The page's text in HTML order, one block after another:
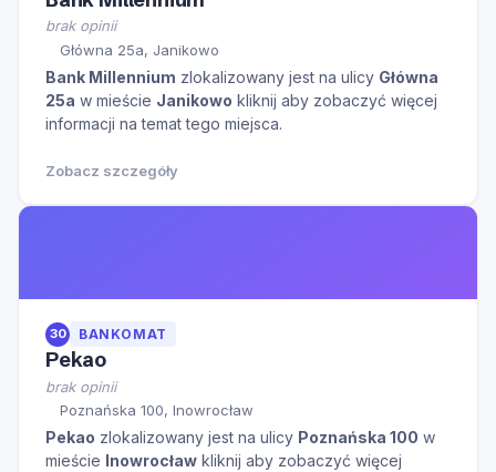
brak opinii
Główna 25a, Janikowo
Bank Millennium zlokalizowany jest na ulicy Główna
25a w mieście Janikowo kliknij aby zobaczyć więcej
informacji na temat tego miejsca.
Zobacz szczegóły
30 BANKOMAT
Pekao
brak opinii
Poznańska 100, Inowrocław
Pekao zlokalizowany jest na ulicy Poznańska 100 w
mieście Inowrocław kliknij aby zobaczyć więcej